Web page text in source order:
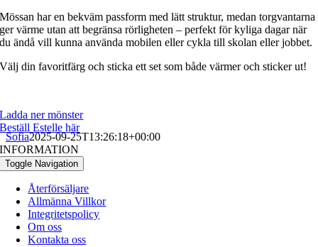
Mössan har en bekväm passform med lätt struktur, medan torgvantarna
ger värme utan att begränsa rörligheten – perfekt för kyliga dagar när
du ändå vill kunna använda mobilen eller cykla till skolan eller jobbet.
Välj din favoritfärg och sticka ett set som både värmer och sticker ut!
Ladda ner mönster
Beställ Estelle här
Sofia2025-09-25T13:26:18+00:00
INFORMATION
Toggle Navigation
Återförsäljare
Allmänna Villkor
Integritetspolicy
Om oss
Kontakta oss